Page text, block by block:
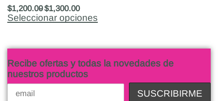
$1,200.00$1,300.00
Seleccionar opciones
Recibe ofertas y todas la novedades de
nuestros productos